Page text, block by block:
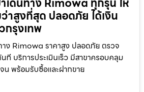
าสูงที่สุด ปลอดภัย ได้เงิน
กรุงเทพ
าง Rimowa ราคาสูง ปลอดภัย ตรวจ
ที บริการประเมินเร็ว มีสาขาครอบคลุม
น พร้อมรับซื้อและฝากขาย